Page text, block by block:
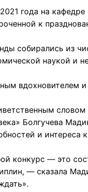
года на
к
собирались из
наукой и
вдохновителем
Болгучева
и интереса
конкурс — это
— сказала